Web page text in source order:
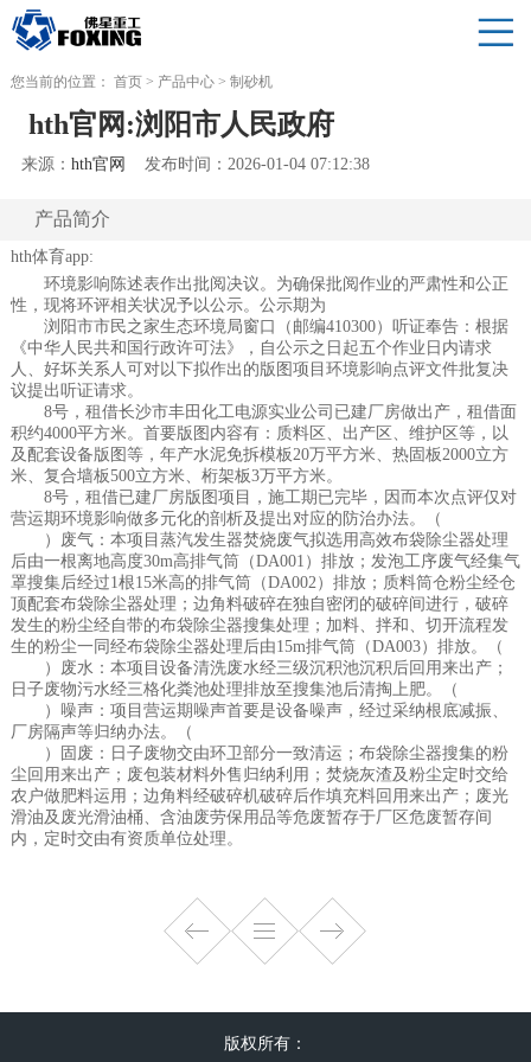
您当前的位置： 首页> 产品中心> 制砂机
hth官网:浏阳市人民政府
来源： hth官网 发布时间：2026-01-04 07:12:38
产品简介
hth体育app:
环境影响陈述表作出批阅决议。为确保批阅作业的严肃性和公正
性，现将环评相关状况予以公示。公示期为
浏阳市市民之家生态环境局窗口（邮编410300）听证奉告：根据
《中华人民共和国行政许可法》，自公示之日起五个作业日内请求
人、好坏关系人可对以下拟作出的版图项目环境影响点评文件批复决
议提出听证请求。
8号，租借长沙市丰田化工电源实业公司已建厂房做出产，租借面
积约4000平方米。首要版图内容有：质料区、出产区、维护区等，以
及配套设备版图等，年产水泥免拆模板20万平方米、热固板2000立方
米、复合墙板500立方米、桁架板3万平方米。
8号，租借已建厂房版图项目，施工期已完毕，因而本次点评仅对
营运期环境影响做多元化的剖析及提出对应的防治办法。（
）废气：本项目蒸汽发生器焚烧废气拟选用高效布袋除尘器处理
后由一根离地高度30m高排气筒（DA001）排放；发泡工序废气经集气
罩搜集后经过1根15米高的排气筒（DA002）排放；质料筒仓粉尘经仓
顶配套布袋除尘器处理；边角料破碎在独自密闭的破碎间进行，破碎
发生的粉尘经自带的布袋除尘器搜集处理；加料、拌和、切开流程发
生的粉尘一同经布袋除尘器处理后由15m排气筒（DA003）排放。（
）废水：本项目设备清洗废水经三级沉积池沉积后回用来出产；
日子废物污水经三格化粪池处理排放至搜集池后清掏上肥。（
）噪声：项目营运期噪声首要是设备噪声，经过采纳根底减振、
厂房隔声等归纳办法。（
）固废：日子废物交由环卫部分一致清运；布袋除尘器搜集的粉
尘回用来出产；废包装材料外售归纳利用；焚烧灰渣及粉尘定时交给
农户做肥料运用；边角料经破碎机破碎后作填充料回用来出产；废光
滑油及废光滑油桶、含油废劳保用品等危废暂存于厂区危废暂存间
内，定时交由有资质单位处理。
版权所有：